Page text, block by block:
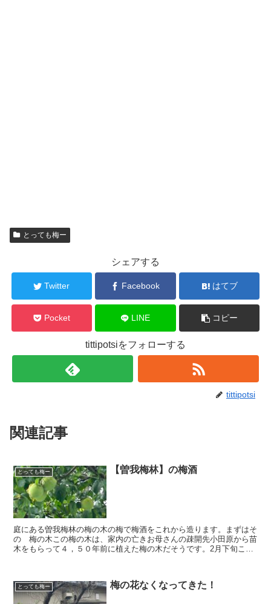
とっても梅ー
シェアする
Twitter Facebook はてブ
Pocket LINE コピー
tittipotsiをフォローする
tittipotsi
関連記事
とっても梅ー 【曽我梅林】の梅酒
庭にある曽我梅林の梅の木の梅で梅酒をこれから造ります。まずはそ
の 梅の木この梅の木は、家内の亡きお母さんの疎開先小田原から苗
木をもらって４，５０年前に植えた梅の木だそうです。2月下旬ころ
とっても梅ー 梅の花なくなってきた！